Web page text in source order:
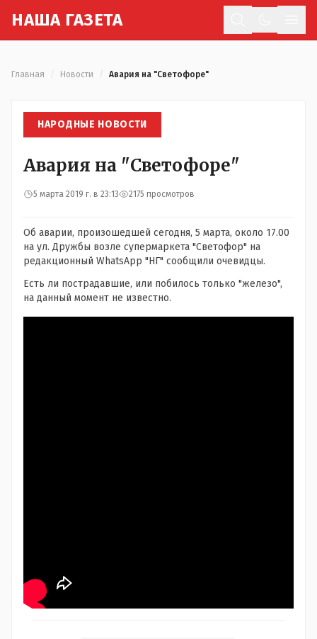
НАША ГАЗЕТА
Главная Новости Авария на "Светофоре"
НАРОДНЫЕ НОВОСТИ
Авария на "Светофоре"
5 марта 2019 г. в 23:13 2175 просмотров
Об аварии, произошедшей сегодня, 5 марта, около 17.00
на ул. Дружбы возле супермаркета "Светофор" на
редакционный WhatsApp "НГ" сообщили очевидцы.
Есть ли пострадавшие, или побилось только "железо",
на данный момент не известно.